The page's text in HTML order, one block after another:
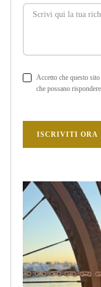
Accetto che questo
che possano
ISCRIVITI ORA